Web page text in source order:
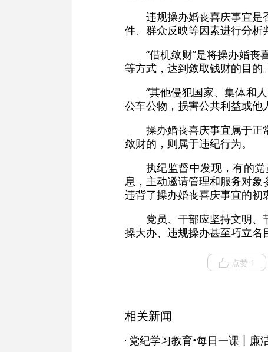
违规操办婚丧喜庆事宜是
件、群众反映等因素进行分析
“借机敛财”是将操办婚
等方式，达到敛取钱财的目的。
“其他侵犯国家、集体和
公车公物，损害公共利益或他
操办婚丧喜庆事宜属于
敛财的，则属于违纪行为。
执纪监督中发现，有的
息，主动邀请管理和服务对
违背了操办婚丧喜庆事宜的初
党员、干部应坚持文明
操大办、违规操办甚至巧立名
点赞 1
相关新闻